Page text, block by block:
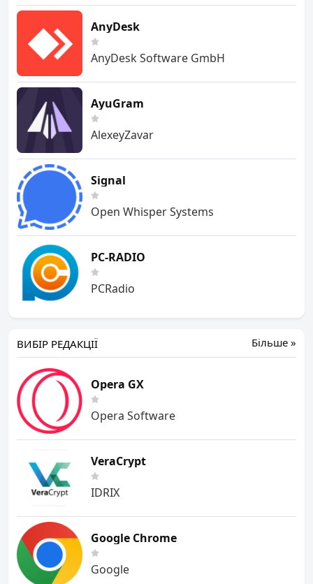
AnyDesk
AnyDesk Software GmbH
AyuGram
AlexeyZavar
Signal
Open Whisper Systems
PC-RADIO
PCRadio
Більше »
ВИБІР РЕДАКЦІЇ
Opera GX
Opera Software
VeraCrypt
IDRIX
Google Chrome
Google